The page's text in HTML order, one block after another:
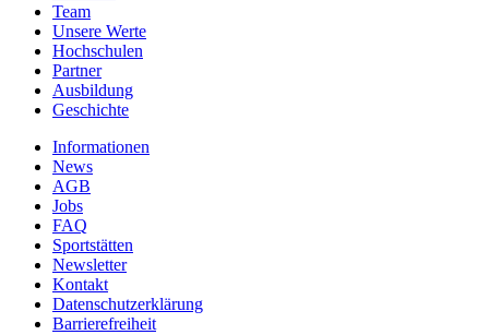
Team
Unsere Werte
Hochschulen
Partner
Ausbildung
Geschichte
Informationen
News
AGB
Jobs
FAQ
Sportstätten
Newsletter
Kontakt
Datenschutzerklärung
Barrierefreiheit